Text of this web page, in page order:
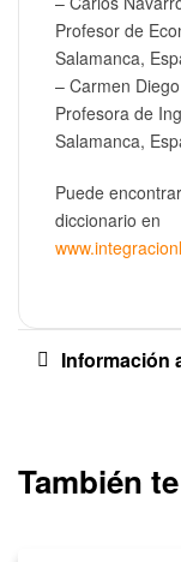
Profesor de
Salamanca,
– Carmen
Profesora de
Salamanca,
Puede
diccionario en
Información
También